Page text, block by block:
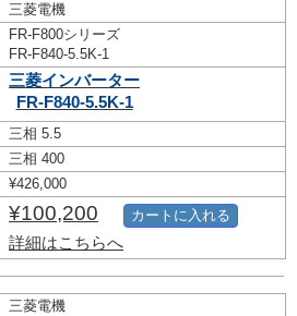
三菱電機
FR-F800シリーズ
FR-F840-5.5K-1
三菱インバーター
FR-F840-5.5K-1
三相 5.5
三相 400
¥426,000
¥100,200
詳細はこちらへ
カートに入れる
三菱電機